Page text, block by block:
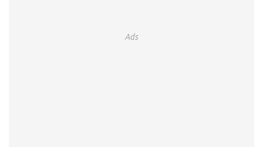
Ads